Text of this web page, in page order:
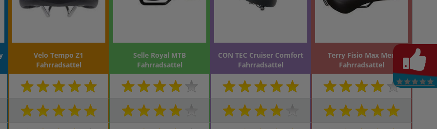
Velo Tempo Z1
Fahrradsattel
Selle Royal MTB
Fahrradsattel
CON TEC Cruiser Comfort
Fahrradsattel
Terry Fisio Max Men
Fahrradsattel